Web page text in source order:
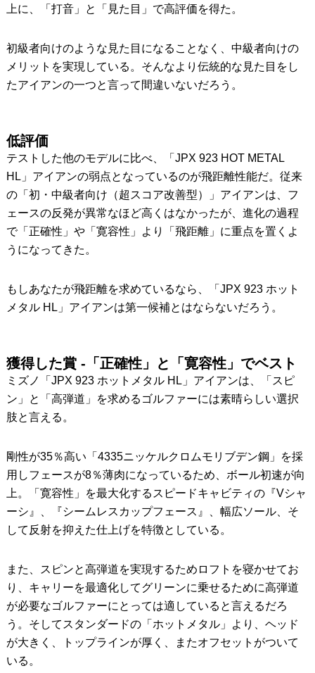
上に、「打音」と「見た目」で高評価を得た。
初級者向けのような見た目になることなく、中級者向けの
メリットを実現している。そんなより伝統的な見た目をし
たアイアンの一つと言って間違いないだろう。
低評価
テストした他のモデルに比べ、「JPX 923 HOT METAL
HL」アイアンの弱点となっているのが飛距離性能だ。従来
の「初・中級者向け（超スコア改善型）」アイアンは、フ
ェースの反発が異常なほど高くはなかったが、進化の過程
で「正確性」や「寛容性」より「飛距離」に重点を置くよ
うになってきた。
もしあなたが飛距離を求めているなら、「JPX 923 ホット
メタル HL」アイアンは第一候補とはならないだろう。
獲得した賞 -「正確性」と「寛容性」でベスト
ミズノ「JPX 923 ホットメタル HL」アイアンは、「スピ
ン」と「高弾道」を求めるゴルファーには素晴らしい選択
肢と言える。
剛性が35％高い「4335ニッケルクロムモリブデン鋼」を採
用しフェースが8％薄肉になっているため、ボール初速が向
上。「寛容性」を最大化するスピードキャビティの『Vシャ
ーシ』、『シームレスカップフェース』、幅広ソール、そ
して反射を抑えた仕上げを特徴としている。
また、スピンと高弾道を実現するためロフトを寝かせてお
り、キャリーを最適化してグリーンに乗せるために高弾道
が必要なゴルファーにとっては適していると言えるだろ
う。そしてスタンダードの「ホットメタル」より、ヘッド
が大きく、トップラインが厚く、またオフセットがついて
いる。